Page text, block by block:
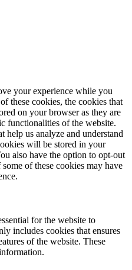
your experience while you
these cookies, the cookies that
on your browser as they are
functionalities of the website.
help us analyze and understand
will be stored in your
also have the option to opt-out
of these cookies may have
for the website to
includes cookies that ensures
of the website. These